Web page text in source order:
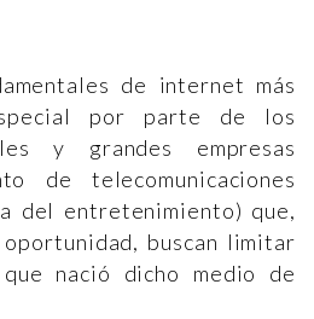
de internet más
por parte de los
y grandes empresas
de telecomunicaciones
del entretenimiento) que,
buscan limitar
nació dicho medio de